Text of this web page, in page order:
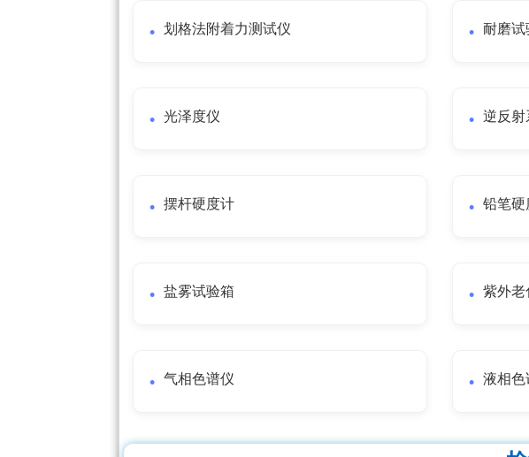
划格法附着力测试仪 耐磨试
光泽度仪 逆反射
摆杆硬度计 铅笔硬
盐雾试验箱 紫外老
气相色谱仪 液相色